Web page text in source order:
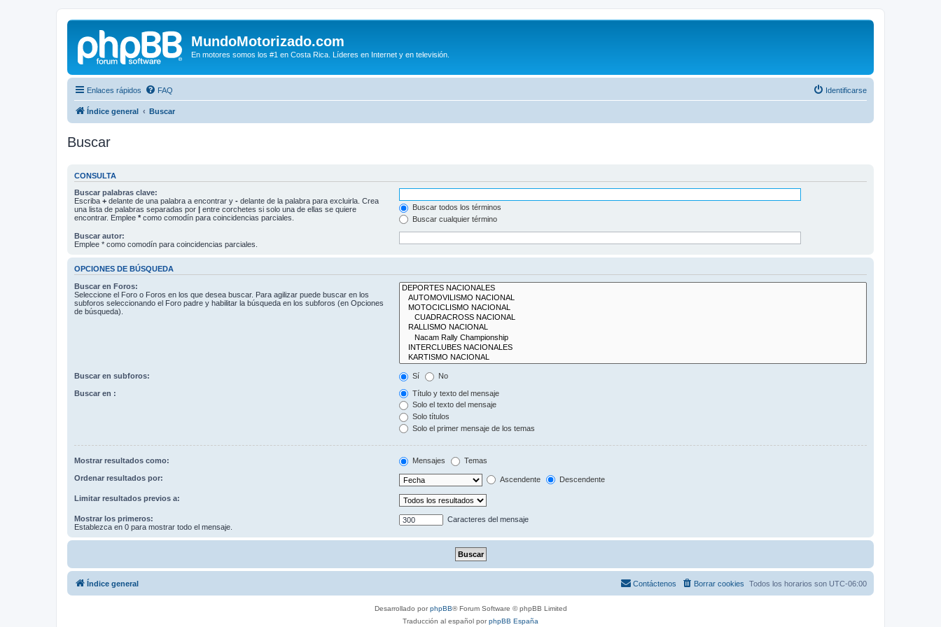
MundoMotorizado.com
En motores somos los #1 en Costa Rica. Líderes en Internet y en televisión.
Enlaces rápidos FAQ Identificarse
Índice general Buscar
Buscar
CONSULTA
Buscar palabras clave:
Escriba + delante de una palabra a encontrar y - delante de la palabra para excluirla. Crea
una lista de palabras separadas por | entre corchetes si solo una de ellas se quiere
encontrar. Emplee * como comodín para coincidencias parciales.
Buscar todos los términos
Buscar cualquier término
Buscar autor:
Emplee * como comodín para coincidencias parciales.
OPCIONES DE BÚSQUEDA
Buscar en Foros:
Seleccione el Foro o Foros en los que desea buscar. Para agilizar puede buscar en los
subforos seleccionando el Foro padre y habilitar la búsqueda en los subforos (en Opciones
de búsqueda).
Buscar en subforos: Sí No
Buscar en :
Título y texto del mensaje
Solo el texto del mensaje
Solo títulos
Solo el primer mensaje de los temas
Mostrar resultados como: Mensajes Temas
Ordenar resultados por: Ascendente Descendente
Limitar resultados previos a:
Mostrar los primeros:
Establezca en 0 para mostrar todo el mensaje.
Caracteres del mensaje
Índice general Todos los horarios son UTC-06:00
Borrar cookies
Contáctenos
Desarrollado porphpBB® Forum Software © phpBB Limited
Traducción al español porphpBB España